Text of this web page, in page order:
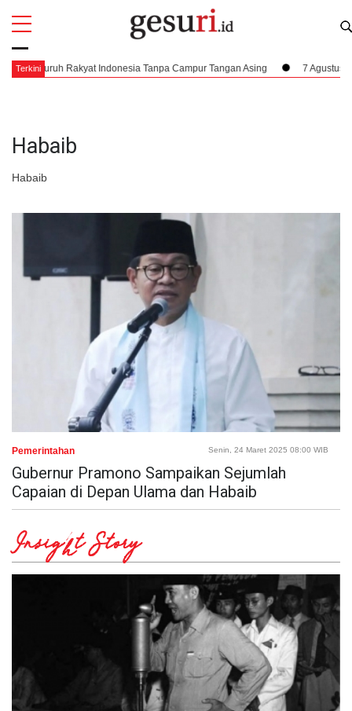
TerkiniRakyat Indonesia Tanpa Campur Tangan Asing 7 Agustus
Habaib
Habaib
All
Pemerintahan Senin, 24 Maret 2025 08:00 WIB
Gubernur Pramono Sampaikan Sejumlah
Capaian di Depan Ulama dan Habaib
Insight Story